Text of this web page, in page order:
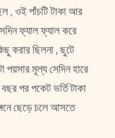
, ওই পাঁচটি টাকা আর
ফ্যাল ফ্যাল করে
করার ছিলনা , ছুটে
পয়সার মূল্য সেদিন হারে
পর পকেট ভর্তি টাকা
ছেড়ে চলে আসতে